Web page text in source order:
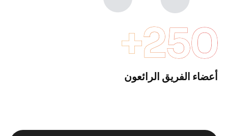
250+
أعضاء الفريق الرائعون